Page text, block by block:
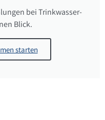
bei Trinkwasser-
Blick.
starten